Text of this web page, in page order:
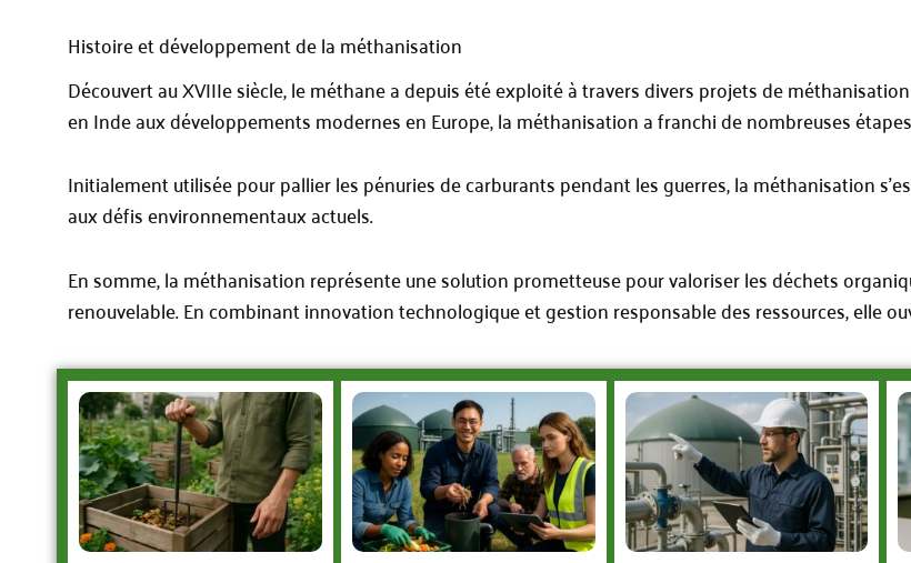
Histoire et développement de la méthanisation
Découvert au XVIIIe siècle, le méthane a depuis été exploité à travers divers projets de
en Inde aux développements modernes en Europe, la méthanisation a franchi de nombreuses
Initialement utilisée pour pallier les pénuries de carburants pendant les guerres, la méthanisation
aux défis environnementaux actuels.
En somme, la méthanisation représente une solution prometteuse pour valoriser les déchets
renouvelable. En combinant innovation technologique et gestion responsable des ressources, elle